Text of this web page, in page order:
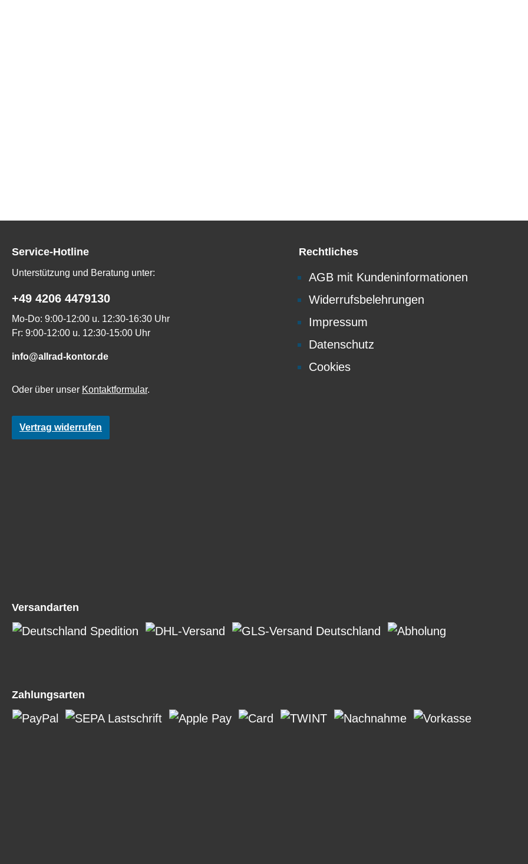
Service-Hotline
Unterstützung und Beratung unter:
+49 4206 4479130
Mo-Do: 9:00-12:00 u. 12:30-16:30 Uhr
Fr: 9:00-12:00 u. 12:30-15:00 Uhr
info@allrad-kontor.de
Oder über unser Kontaktformular.
Vertrag widerrufen
Rechtliches
AGB mit Kundeninformationen
Widerrufsbelehrungen
Impressum
Datenschutz
Cookies
Versandarten
Zahlungsarten